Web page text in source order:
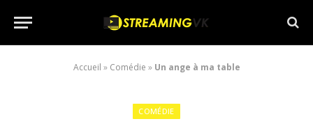
Accueil » Comédie » Un ange à ma table
COMÉDIE